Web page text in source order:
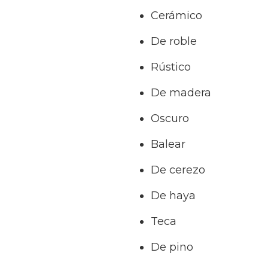
Cerámico
De roble
Rústico
De madera
Oscuro
Balear
De cerezo
De haya
Teca
De pino